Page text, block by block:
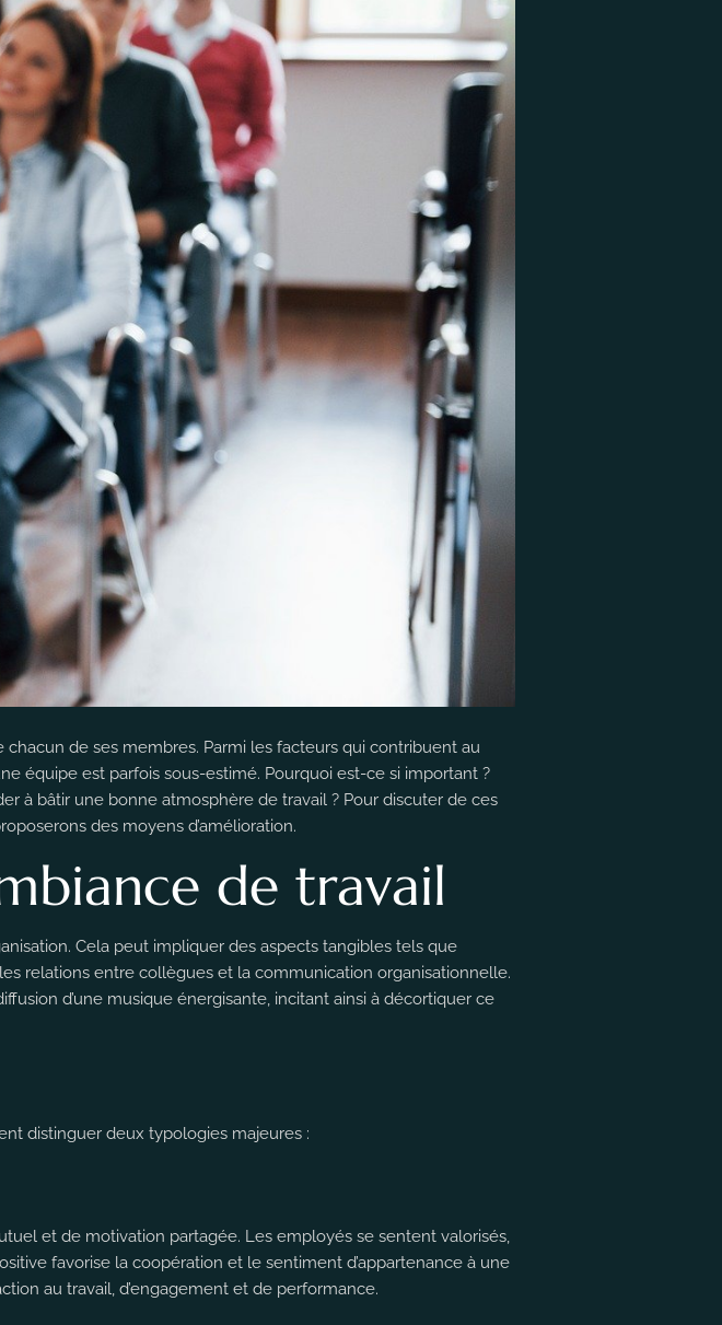
chacun de ses membres. Parmi les facteurs qui contribuent au
équipe est parfois sous-estimé. Pourquoi est-ce si important ?
à bâtir une bonne atmosphère de travail ? Pour discuter de ces
des moyens d’amélioration.
de travail
Cela peut impliquer des aspects tangibles tels que
relations entre collègues et la communication organisationnelle.
d’une musique énergisante, incitant ainsi à décortiquer ce
distinguer deux typologies majeures :
et de motivation partagée. Les employés se sentent valorisés,
favorise la coopération et le sentiment d’appartenance à une
au travail, d’engagement et de performance.